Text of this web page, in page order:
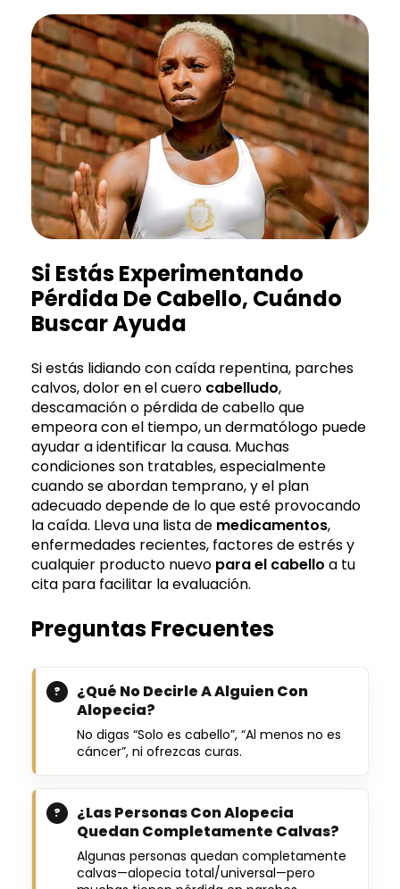
Si Estás Experimentando
Pérdida De Cabello, Cuándo
Buscar Ayuda
Si estás lidiando con caída repentina, parches
calvos, dolor en el cuero cabelludo,
descamación o pérdida de cabello que
empeora con el tiempo, un dermatólogo puede
ayudar a identificar la causa. Muchas
condiciones son tratables, especialmente
cuando se abordan temprano, y el plan
adecuado depende de lo que esté provocando
la caída. Lleva una lista de medicamentos,
enfermedades recientes, factores de estrés y
cualquier producto nuevo para el cabello a tu
cita para facilitar la evaluación.
Preguntas Frecuentes
¿Qué No Decirle A Alguien Con
Alopecia?
No digas “Solo es cabello”, “Al menos no es
cáncer”, ni ofrezcas curas.
¿Las Personas Con Alopecia
Quedan Completamente Calvas?
Algunas personas quedan completamente
calvas—alopecia total/universal—pero